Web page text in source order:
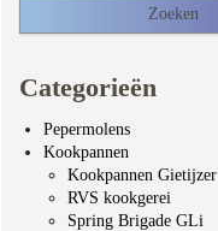
Categorieën
Pepermolens
Kookpannen
Kookpannen Gietijzer
RVS kookgerei
Spring Brigade GLi